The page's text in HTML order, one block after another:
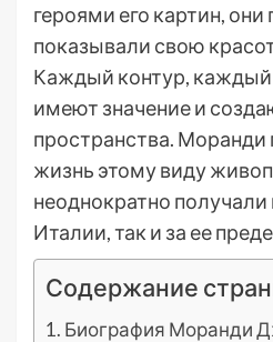
героями его картин,
показывали свою
Каждый контур, каждый
имеют значение и
пространства.
жизнь этому виду
неоднократно получали
Италии, так и за ее
Содержание
Биография Моранди